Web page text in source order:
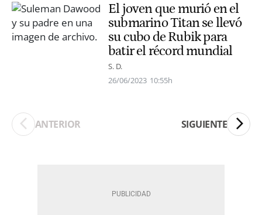
El joven que murió en el
submarino Titan se llevó
su cubo de Rubik para
batir el récord mundial
S. D.
26/06/2023 10:55h
ANTERIOR SIGUIENTE